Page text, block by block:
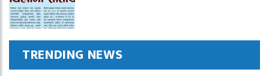
TRENDING NEWS